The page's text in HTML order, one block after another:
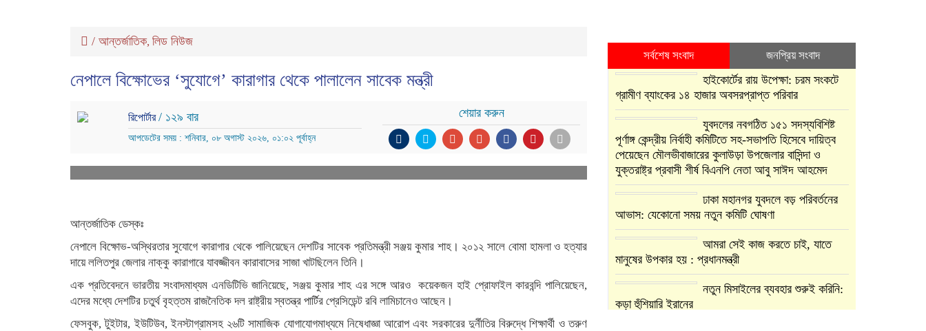
/ আন্তর্জাতিক, লিড নিউজ
নেপালে বিক্ষোভের ‘সুযোগে’ কারাগার থেকে পালালেন সাবেক মন্ত্রী
রিপোর্টার/ ১২৯ বার
আপডেটের সময় : শনিবার, ০৮ অগাস্ট ২০২৬, ০১:০২ পূর্বাহ্ন
শেয়ার করুন
আন্তর্জাতিক ডেস্কঃ
নেপালে বিক্ষোভ-অস্থিরতার সুযোগে কারাগার থেকে পালিয়েছেন দেশটির সাবেক প্রতিমন্ত্রী সঞ্জয় কুমার শাহ। ২০১২ সালে বোমা হামলা ও হত্যার
দায়ে ললিতপুর জেলার নাক্কু কারাগারে যাবজ্জীবন কারাবাসের সাজা খাটছিলেন তিনি।
এক প্রতিবেদনে ভারতীয় সংবাদমাধ্যম এনডিটিভি জানিয়েছে, সঞ্জয় কুমার শাহ এর সঙ্গে আরও কয়েকজন হাই প্রোফাইল কারবন্দি পালিয়েছেন,
এদের মধ্যে দেশটির চতুর্থ বৃহত্তম রাজনৈতিক দল রাষ্ট্রীয় স্বতন্ত্র পার্টির প্রেসিডেন্ট রবি লামিচানেও আছেন।
ফেসবুক, টুইটার, ইউটিউব, ইনস্টাগ্রামসহ ২৬টি সামাজিক যোগাযোগমাধ্যমে নিষেধাজ্ঞা আরোপ এবং সরকারের দুর্নীতির বিরুদ্ধে শিক্ষার্থী ও তরুণ
সর্বশেষ সংবাদ জনপ্রিয় সংবাদ
হাইকোর্টের রায় উপেক্ষা: চরম সংকটে
গ্রামীণ ব্যাংকের ১৪ হাজার অবসরপ্রাপ্ত পরিবার
যুবদলের নবগঠিত ১৫১ সদস্যবিশিষ্ট
পূর্ণাঙ্গ কেন্দ্রীয় নির্বাহী কমিটিতে সহ-সভাপতি হিসেবে দায়িত্ব
পেয়েছেন মৌলভীবাজারের কুলাউড়া উপজেলার বাসিন্দা ও
যুক্তরাষ্ট্র প্রবাসী শীর্ষ বিএনপি নেতা আবু সাঈদ আহমেদ
ঢাকা মহানগর যুবদলে বড় পরিবর্তনের
আভাস: যেকোনো সময় নতুন কমিটি ঘোষণা
আমরা সেই কাজ করতে চাই, যাতে
মানুষের উপকার হয় : প্রধানমন্ত্রী
নতুন মিসাইলের ব্যবহার শুরুই করিনি:
কড়া হুঁশিয়ারি ইরানের